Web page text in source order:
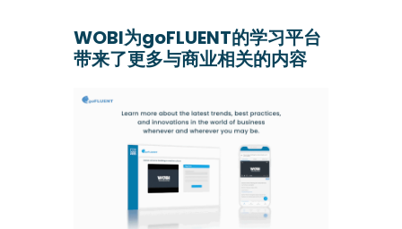
WOBI为goFLUENT的学习平台
带来了更多与商业相关的内容